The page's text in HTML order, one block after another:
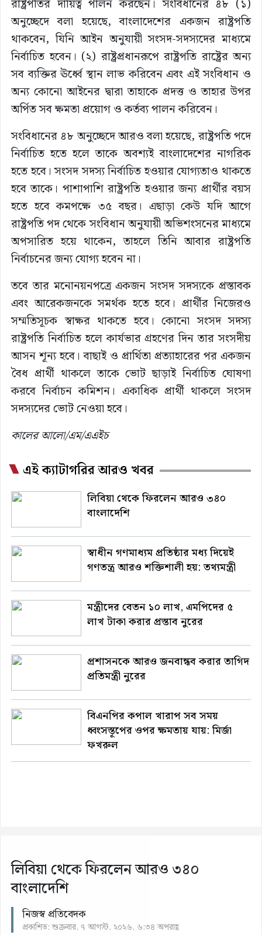
রাষ্ট্রপতির দায়িত্ব পালন করছেন। সংবিধানের ৪৮ (১)
অনুচ্ছেদে বলা হয়েছে, বাংলাদেশের একজন রাষ্ট্রপতি
থাকবেন, যিনি আইন অনুযায়ী সংসদ-সদস্যদের মাধ্যমে
নির্বাচিত হবেন। (২) রাষ্ট্রপ্রধানরূপে রাষ্ট্রপতি রাষ্ট্রের অন্য
সব ব্যক্তির ঊর্ধ্বে স্থান লাভ করিবেন এবং এই সংবিধান ও
অন্য কোনো আইনের দ্বারা তাহাকে প্রদত্ত ও তাহার উপর
অর্পিত সব ক্ষমতা প্রয়োগ ও কর্তব্য পালন করিবেন।
সংবিধানের ৪৮ অনুচ্ছেদে আরও বলা হয়েছে, রাষ্ট্রপতি পদে
নির্বাচিত হতে হলে তাকে অবশ্যই বাংলাদেশের নাগরিক
হতে হবে। সংসদ সদস্য নির্বাচিত হওয়ার যোগ্যতাও থাকতে
হবে তাকে। পাশাপাশি রাষ্ট্রপতি হওয়ার জন্য প্রার্থীর বয়স
হতে হবে কমপক্ষে ৩৫ বছর। এছাড়া কেউ যদি আগে
রাষ্ট্রপতি পদ থেকে সংবিধান অনুযায়ী অভিশংসনের মাধ্যমে
অপসারিত হয়ে থাকেন, তাহলে তিনি আবার রাষ্ট্রপতি
নির্বাচনের জন্য যোগ্য হবেন না।
তবে তার মনোনয়নপত্রে একজন সংসদ সদস্যকে প্রস্তাবক
এবং আরেকজনকে সমর্থক হতে হবে। প্রার্থীর নিজেরও
সম্মতিসূচক স্বাক্ষর থাকতে হবে। কোনো সংসদ সদস্য
রাষ্ট্রপতি নির্বাচিত হলে কার্যভার গ্রহণের দিন তার সংসদীয়
আসন শূন্য হবে। বাছাই ও প্রার্থিতা প্রত্যাহারের পর একজন
বৈধ প্রার্থী থাকলে তাকে ভোট ছাড়াই নির্বাচিত ঘোষণা
করবে নির্বাচন কমিশন। একাধিক প্রার্থী থাকলে সংসদ
সদস্যদের ভোট নেওয়া হবে।
কালের আলো/এম/এএইচ
এই ক্যাটাগরির আরও খবর
লিবিয়া থেকে ফিরলেন আরও ৩৪০
বাংলাদেশি
স্বাধীন গণমাধ্যম প্রতিষ্ঠার মধ্য দিয়েই
গণতন্ত্র আরও শক্তিশালী হয়: তথ্যমন্ত্রী
মন্ত্রীদের বেতন ১০ লাখ, এমপিদের ৫
লাখ টাকা করার প্রস্তাব নুরের
প্রশাসনকে আরও জনবান্ধব করার তাগিদ
প্রতিমন্ত্রী নুরের
বিএনপির কপাল খারাপ সব সময়
ধ্বংসস্তূপের ওপর ক্ষমতায় যায়: মির্জা
ফখরুল
লিবিয়া থেকে ফিরলেন আরও ৩৪০
বাংলাদেশি
নিজস্ব প্রতিবেদক
প্রকাশিত: শুক্রবার, ৭ আগস্ট, ২০২৬, ৬:৩৪ অপরাহ্ণ